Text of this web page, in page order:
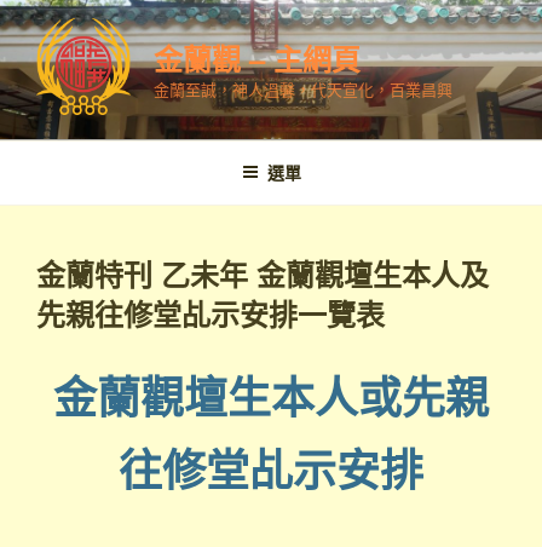
跳
至
內
容
金蘭觀 – 主網頁
金蘭至誠，神人溫馨，代天宣化，百業昌興
選單
金蘭特刊 乙未年 金蘭觀壇生本人及
先親往修堂乩示安排一覽表
金蘭觀壇生本人或先親
往修堂乩示安排